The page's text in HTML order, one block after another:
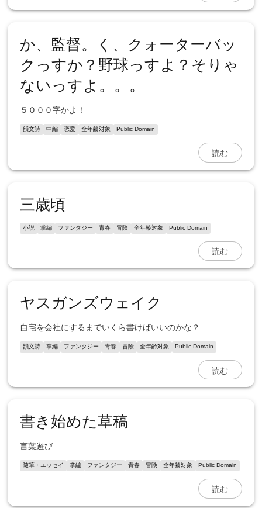
か、監督。く、クォーターバッ
クっすか？野球っすよ？そりゃ
ないっすよ。。。
５０００字かよ！
韻文詩 中編 恋愛 全年齢対象 Public Domain
読む
三歳頃
小説 掌編 ファンタジー 青春 冒険 全年齢対象 Public Domain
読む
ヤスガンズウェイク
自宅を会社にするまでいくら書けばいいのかな？
韻文詩 掌編 ファンタジー 青春 冒険 全年齢対象 Public Domain
読む
書き始めた草稿
言葉遊び
随筆・エッセイ 掌編 ファンタジー 青春 冒険 全年齢対象 Public Domain
読む